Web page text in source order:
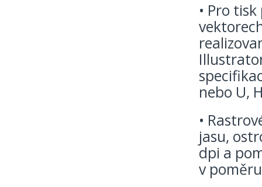
• Pro
nebo U,
•
jasu,
dpi a
v